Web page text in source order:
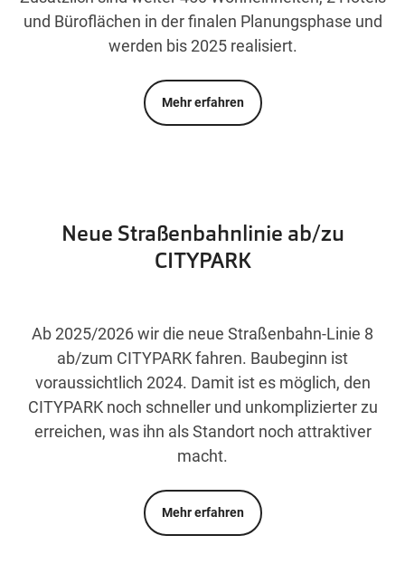
und Büroflächen in der finalen Planungsphase und
werden bis 2025 realisiert.
Mehr erfahren
Neue Straßenbahnlinie ab/zu
CITYPARK
Ab 2025/2026 wir die neue Straßenbahn-Linie 8
ab/zum CITYPARK fahren. Baubeginn ist
voraussichtlich 2024. Damit ist es möglich, den
CITYPARK noch schneller und unkomplizierter zu
erreichen, was ihn als Standort noch attraktiver
macht.
Mehr erfahren